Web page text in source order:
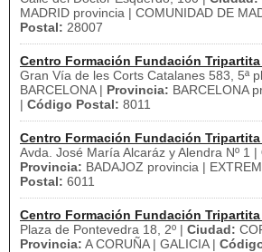
MADRID provincia | COMUNIDAD DE
Postal: 28007
Centro Formación Fundación Tripartita
Gran Vía de les Corts Catalanes 583, 5ª
BARCELONA | Provincia: BARCELONA
| Código Postal: 8011
Centro Formación Fundación Tripartita
Avda. José María Alcaráz y Alendra Nº 1 |
Provincia: BADAJOZ provincia |
Postal: 6011
Centro Formación Fundación Tripartita
Plaza de Pontevedra 18, 2º | Ciudad:
Provincia: A CORUÑA | GALICIA |